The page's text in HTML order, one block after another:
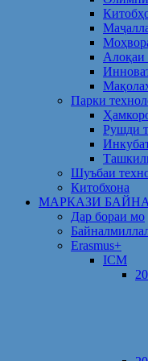
Алоқаи
Парки
Рушди
Шуъбаи
Китобхона
МАРКАЗИ
Дар бораи мо
Erasmus+
ICM